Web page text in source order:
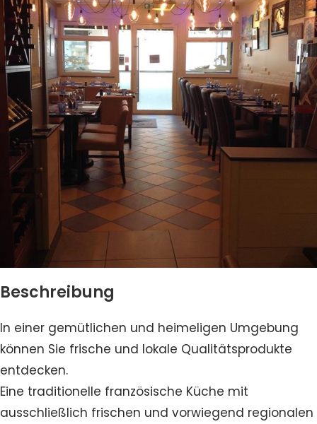
Beschreibung
In einer gemütlichen und heimeligen Umgebung
können Sie frische und lokale Qualitätsprodukte
entdecken.
Eine traditionelle französische Küche mit
ausschließlich frischen und vorwiegend regionalen